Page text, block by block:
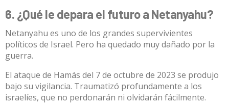
6. ¿Qué le depara el futuro a Netanyahu?
Netanyahu es uno de los grandes supervivientes
políticos de Israel. Pero ha quedado muy dañado por la
guerra.
El ataque de Hamás del 7 de octubre de 2023 se produjo
bajo su vigilancia. Traumatizó profundamente a los
israelíes, que no perdonarán ni olvidarán fácilmente.